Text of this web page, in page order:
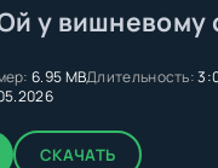
у вишневому
6.95 MBДлительность:
СКАЧАТЬ